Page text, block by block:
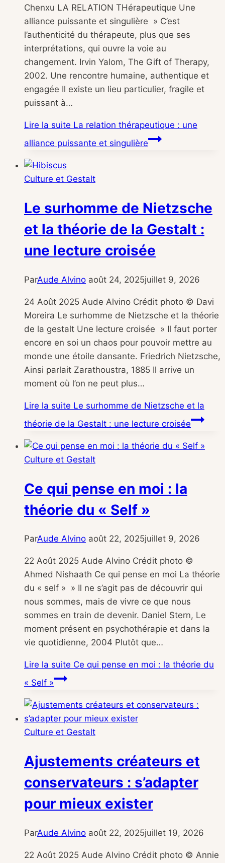
Chenxu LA RELATION THérapeutique Une
alliance puissante et singulière » C’est
l’authenticité du thérapeute, plus que ses
interprétations, qui ouvre la voie au
changement. Irvin Yalom, The Gift of Therapy,
2002. Une rencontre humaine, authentique et
engagée Il existe un lieu particulier, fragile et
puissant à…
Lire la suite La relation thérapeutique : une
alliance puissante et singulière
Culture et Gestalt
Le surhomme de Nietzsche
et la théorie de la Gestalt :
une lecture croisée
ParAude Alvino août 24, 2025juillet 9, 2026
24 Août 2025 Aude Alvino Crédit photo © Davi
Moreira Le surhomme de Nietzsche et la théorie
de la gestalt Une lecture croisée » Il faut porter
encore en soi un chaos pour pouvoir mettre au
monde une étoile dansante. Friedrich Nietzsche,
Ainsi parlait Zarathoustra, 1885 Il arrive un
moment où l’on ne peut plus…
Lire la suite Le surhomme de Nietzsche et la
théorie de la Gestalt : une lecture croisée
Culture et Gestalt
Ce qui pense en moi : la
théorie du « Self »
ParAude Alvino août 22, 2025juillet 9, 2026
22 Août 2025 Aude Alvino Crédit photo ©
Ahmed Nishaath Ce qui pense en moi La théorie
du « self » » Il ne s’agit pas de découvrir qui
nous sommes, mais de vivre ce que nous
sommes en train de devenir. Daniel Stern, Le
moment présent en psychothérapie et dans la
vie quotidienne, 2004 Plutôt que…
Lire la suite Ce qui pense en moi : la théorie du
« Self »
Culture et Gestalt
Ajustements créateurs et
conservateurs : s’adapter
pour mieux exister
ParAude Alvino août 22, 2025juillet 19, 2026
22 Août 2025 Aude Alvino Crédit photo © Annie